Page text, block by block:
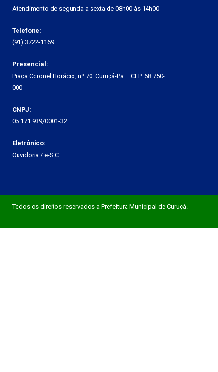
Atendimento de segunda a sexta de 08h00 às 14h00
Telefone:
(91) 3722-1169
Presencial:
Praça Coronel Horácio, nº 70. Curuçá-Pa – CEP: 68.750-
000
CNPJ:
05.171.939/0001-32
Eletrônico:
Ouvidoria / e-SIC
Todos os direitos reservados a Prefeitura Municipal de Curuçá.